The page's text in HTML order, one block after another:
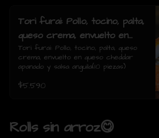
Tori furai: Pollo, tocino, palta,
queso crema, envuelto en
queso cheddar apanado y
salsa anguila(10 piezas)
Tori furai: Pollo, tocino, palta, queso
crema, envuelto en queso cheddar
apanado y salsa anguila(10 piezas)
$5.590
Rolls sin arroz😋